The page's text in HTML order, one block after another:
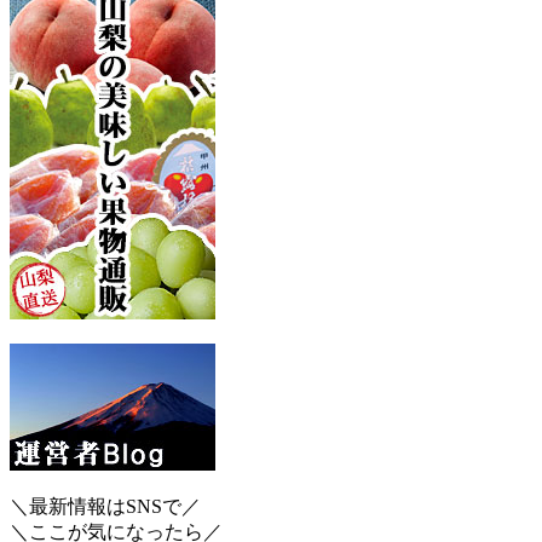
＼最新情報はSNSで／
＼ここが気になったら／